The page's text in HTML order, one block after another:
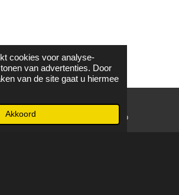
cookies voor analyse-
van advertenties. Door
van de site gaat u hiermee
Akkoord WhatsApp